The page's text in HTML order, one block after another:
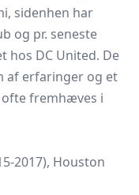
sidenhen har
og pr. seneste
hos DC United. De
af erfaringer og et
fremhæves i
2017), Houston